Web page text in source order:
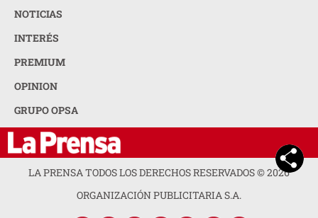
NOTICIAS
INTERÉS
PREMIUM
OPINION
GRUPO OPSA
LA PRENSA TODOS LOS DERECHOS RESERVADOS ©2026
ORGANIZACIÓN PUBLICITARIA S.A.